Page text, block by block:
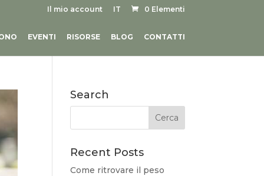
Il mio account IT 0 Elementi
EVENTI RISORSE BLOG CONTATTI
Search
Recent Posts
Come ritrovare il peso